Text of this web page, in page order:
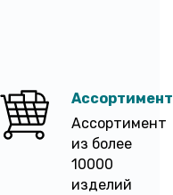
Ассортимент
Ассортимент
из более
10000
изделий